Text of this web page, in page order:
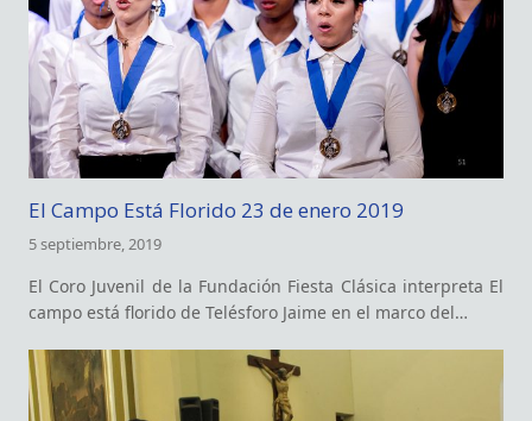
El Campo Está Florido 23 de enero 2019
5 septiembre, 2019
El Coro Juvenil de la Fundación Fiesta Clásica interpreta El
campo está florido de Telésforo Jaime en el marco del…